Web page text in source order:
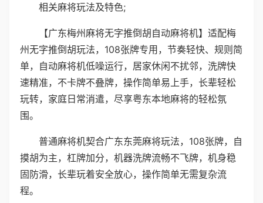
相关麻将玩法及特色;
【广东梅州麻将无字推倒胡自动麻将机】适配梅
州无字推倒胡玩法，108张牌专用，节奏轻快、规则简
单，自动麻将机低噪运行，居家休闲不扰邻，洗牌快
速精准，不卡牌不叠牌，操作简单易上手，长辈轻松
玩转，家庭日常消遣，尽享粤东本地麻将的轻松氛
围。
普通麻将机契合广东东莞麻将玩法，108张牌，自
摸胡为主，杠牌加分，机器洗牌流畅不飞牌，机身稳
固防滑，长辈玩着安全放心，操作简单无需复杂流
程。